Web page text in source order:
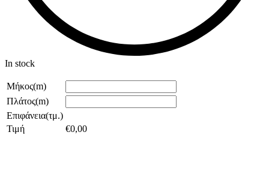
In stock
Μήκος(m)
Πλάτος(m)
Επιφάνεια(τμ.)
Τιμή
€0,00